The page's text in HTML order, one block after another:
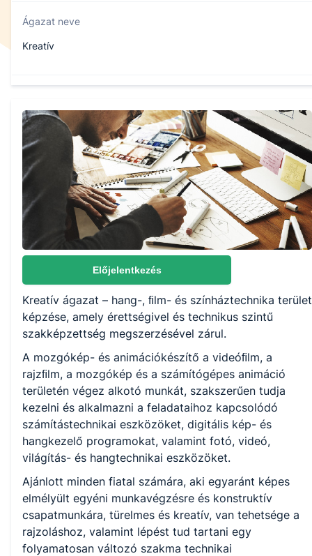
Ágazat neve
Kreatív
502111610
Képzés időtartama
5 év
Választható szakmairányok:
Nem válaszható
KKK/PTT
KKK letöltése (pdf)
Okleveles technikusképzés
Nem
Előjelentkezés
Kreatív ágazat – hang-, ﬁlm- és színháztechnika terület
képzése, amely érettségivel és technikus szintű
szakképzettség megszerzésével zárul.
A mozgókép- és animációkészítő a videóﬁlm, a
rajzﬁlm, a mozgókép és a számítógépes animáció
területén végez alkotó munkát, szakszerűen tudja
kezelni és alkalmazni a feladataihoz kapcsolódó
számítástechnikai eszközöket, digitális kép- és
hangkezelő programokat, valamint fotó, videó,
világítás- és hangtechnikai eszközöket.
Ajánlott minden fiatal számára, aki egyaránt képes
elmélyült egyéni munkavégzésre és konstruktív
csapatmunkára, türelmes és kreatív, van tehetsége a
rajzoláshoz, valamint lépést tud tartani egy
folyamatosan változó szakma technikai